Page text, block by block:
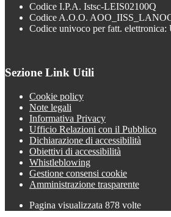
Codice I.P.A. Istsc-LEIS02100Q
Codice A.O.O.
Codice univoco per fatt. elettronica:
Sezione Link Utili
Cookie policy
Note legali
Informativa Privacy
Ufficio Relazioni con il Pubblico
Dichiarazione di accessibilità
Obiettivi di accessibilità
Whistleblowing
Gestione consensi cookie
Amministrazione trasparente
Pagina visualizzata 878 volte